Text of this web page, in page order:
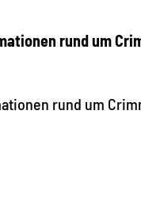
rund um
rund um